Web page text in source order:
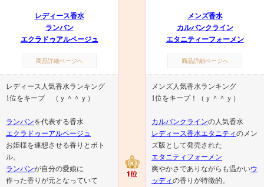
レディース香水
ランバン
エクラドゥアルページュ
商品詳細ページへ
メンズ香水
カルバンクライン
エタニティーフォーメン
商品詳細ページへ
レディース人気香水ランキング
1位をキープ （ｙ＾＾ｙ）
ランバンを代表する香水
エクラドゥーアルページュ
お姫様を連想させる香りとボト
ル。
ランバンが自分の愛娘に
作った香りが元となっていて
メンズ人気香水ランキング
1位をキープ！（ｙ＾＾ｙ）
カルバンクラインの人気香水
レディース香水エタニティのメン
ズ版として発売された
エタニティフォーメン
爽やかさでありながらも温かいウ
ッディの香りが特徴的。